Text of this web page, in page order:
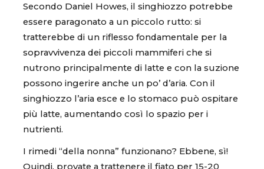
Secondo Daniel Howes, il singhiozzo potrebbe
essere paragonato a un piccolo rutto: si
tratterebbe di un riflesso fondamentale per la
sopravvivenza dei piccoli mammiferi che si
nutrono principalmente di latte e con la suzione
possono ingerire anche un po’ d’aria. Con il
singhiozzo l’aria esce e lo stomaco può ospitare
più latte, aumentando così lo spazio per i
nutrienti.
I rimedi “della nonna” funzionano? Ebbene, sì!
Quindi, provate a trattenere il fiato per 15-20